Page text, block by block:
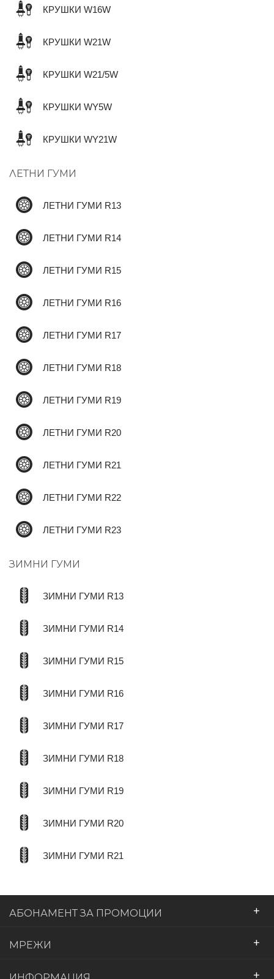
КРУШКИ W16W
КРУШКИ W21W
КРУШКИ W21/5W
КРУШКИ WY5W
КРУШКИ WY21W
ЛЕТНИ ГУМИ
ЛЕТНИ ГУМИ R13
ЛЕТНИ ГУМИ R14
ЛЕТНИ ГУМИ R15
ЛЕТНИ ГУМИ R16
ЛЕТНИ ГУМИ R17
ЛЕТНИ ГУМИ R18
ЛЕТНИ ГУМИ R19
ЛЕТНИ ГУМИ R20
ЛЕТНИ ГУМИ R21
ЛЕТНИ ГУМИ R22
ЛЕТНИ ГУМИ R23
ЗИМНИ ГУМИ
ЗИМНИ ГУМИ R13
ЗИМНИ ГУМИ R14
ЗИМНИ ГУМИ R15
ЗИМНИ ГУМИ R16
ЗИМНИ ГУМИ R17
ЗИМНИ ГУМИ R18
ЗИМНИ ГУМИ R19
ЗИМНИ ГУМИ R20
ЗИМНИ ГУМИ R21
АБОНАМЕНТ ЗА ПРОМОЦИИ +
МРЕЖИ +
+